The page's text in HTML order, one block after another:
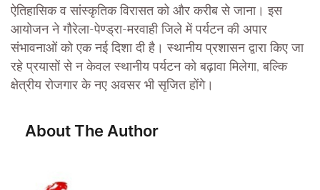
ऐतिहासिक व सांस्कृतिक विरासत को और करीब से जाना। इस
आयोजन ने गौरेला-पेण्ड्रा-मरवाही जिले में पर्यटन की अपार
संभावनाओं को एक नई दिशा दी है। स्थानीय प्रशासन द्वारा किए जा
रहे प्रयासों से न केवल स्थानीय पर्यटन को बढ़ावा मिलेगा, बल्कि
क्षेत्रीय रोजगार के नए अवसर भी सृजित होंगे।
About The Author